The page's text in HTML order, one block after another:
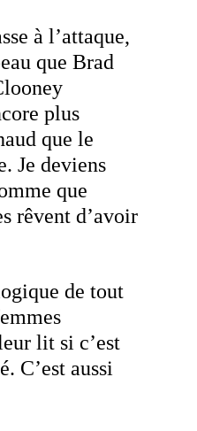
à l’attaque,
que Brad
plus
que le
Je deviens
que
rêvent d’avoir
de tout
lit si c’est
C’est aussi